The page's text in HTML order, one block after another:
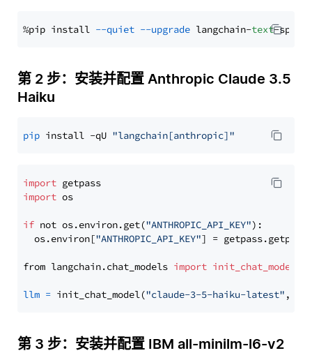
%pip install --quiet --upgrade langchain-text
第 2 步：安装并配置 Anthropic Claude 3.5
Haiku
pip install -qU "langchain[anthropic]"
import
import os
if not os.environ.get("ANTHROPIC_API_KEY"):
  os.environ[
"ANTHROPIC_API_KEY"] = getpass.getpass(
from langchain.chat_models import init_chat_model
llm = init_chat_model("claude-3-5-haiku-latest" ,
第 3 步：安装并配置 IBM all-minilm-l6-v2